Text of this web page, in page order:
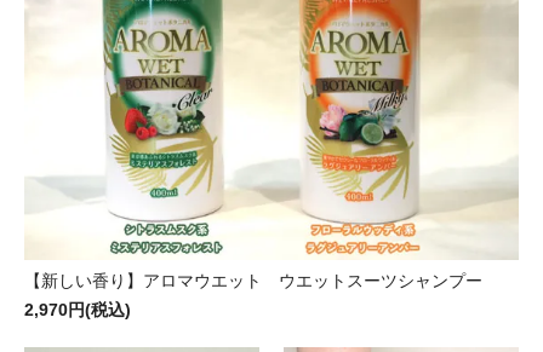
【新しい香り】アロマウエット ウエットスーツシャンプー
2,970円(税込)